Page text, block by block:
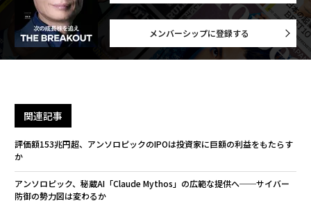
メンバーシップに登録する
関連記事
評価額153兆円超、アンソロピックのIPOは投資家に巨額の利益をもたらす
か
アンソロピック、秘蔵AI「Claude Mythos」の広範な提供へ──サイバー
防御の勢力図は変わるか